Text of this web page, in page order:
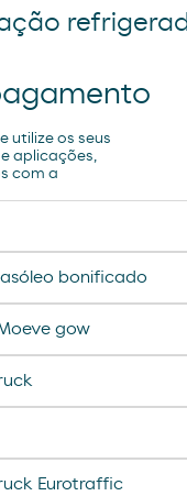
utilize os seus
aplicações,
com a
bonificado
gow
Eurotraffic